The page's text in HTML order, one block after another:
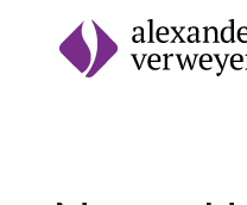
Zum Inhalt springen